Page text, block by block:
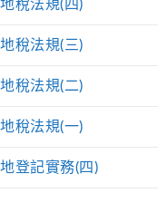
稅法規(四)
稅法規(三)
稅法規(二)
稅法規(一)
登記實務(四)